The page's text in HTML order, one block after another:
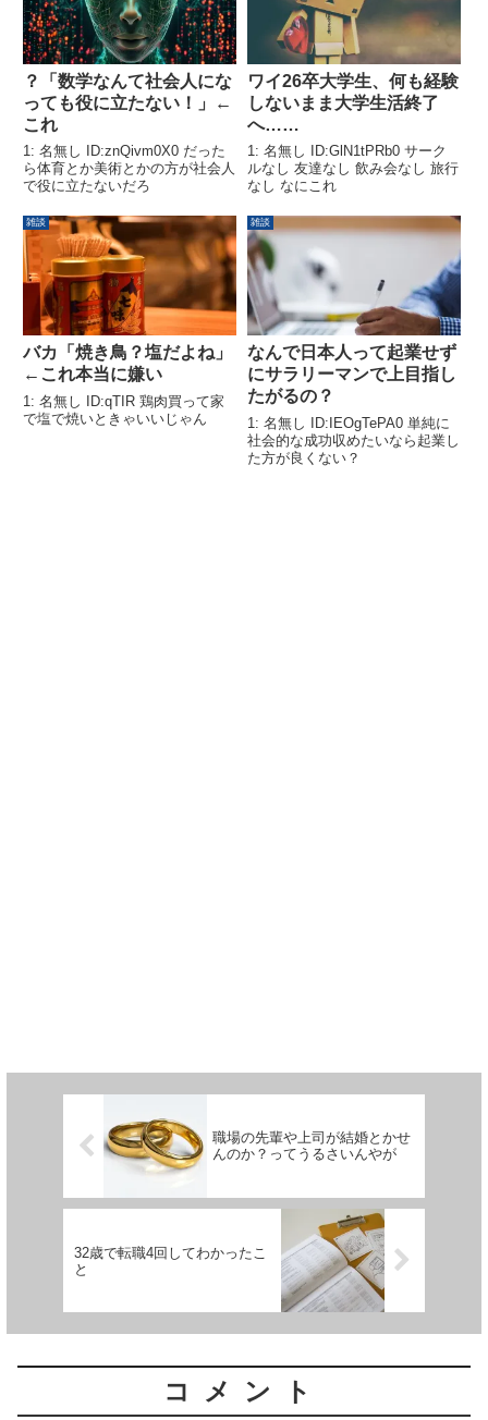
？「数学なんて社会人にな
っても役に立たない！」←
これ
1: 名無し ID:znQivm0X0 だった
ら体育とか美術とかの方が社会人
で役に立たないだろ
ワイ26卒大学生、何も経験
しないまま大学生活終了
へ……
1: 名無し ID:GlN1tPRb0 サーク
ルなし 友達なし 飲み会なし 旅行
なし なにこれ
雑談
バカ「焼き鳥？塩だよね」
←これ本当に嫌い
1: 名無し ID:qTIR 鶏肉買って家
で塩で焼いときゃいいじゃん
雑談
なんで日本人って起業せず
にサラリーマンで上目指し
たがるの？
1: 名無し ID:IEOgTePA0 単純に
社会的な成功収めたいなら起業し
た方が良くない？
職場の先輩や上司が結婚とかせ
んのか？ってうるさいんやが
32歳で転職4回してわかったこ
と
コメント